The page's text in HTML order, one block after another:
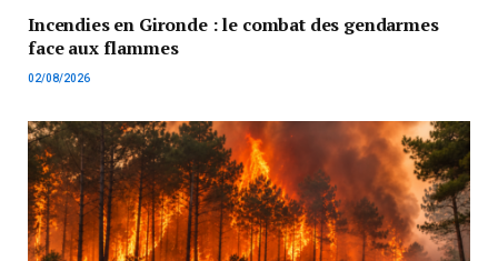
Incendies en Gironde : le combat des gendarmes
face aux flammes
02/08/2026